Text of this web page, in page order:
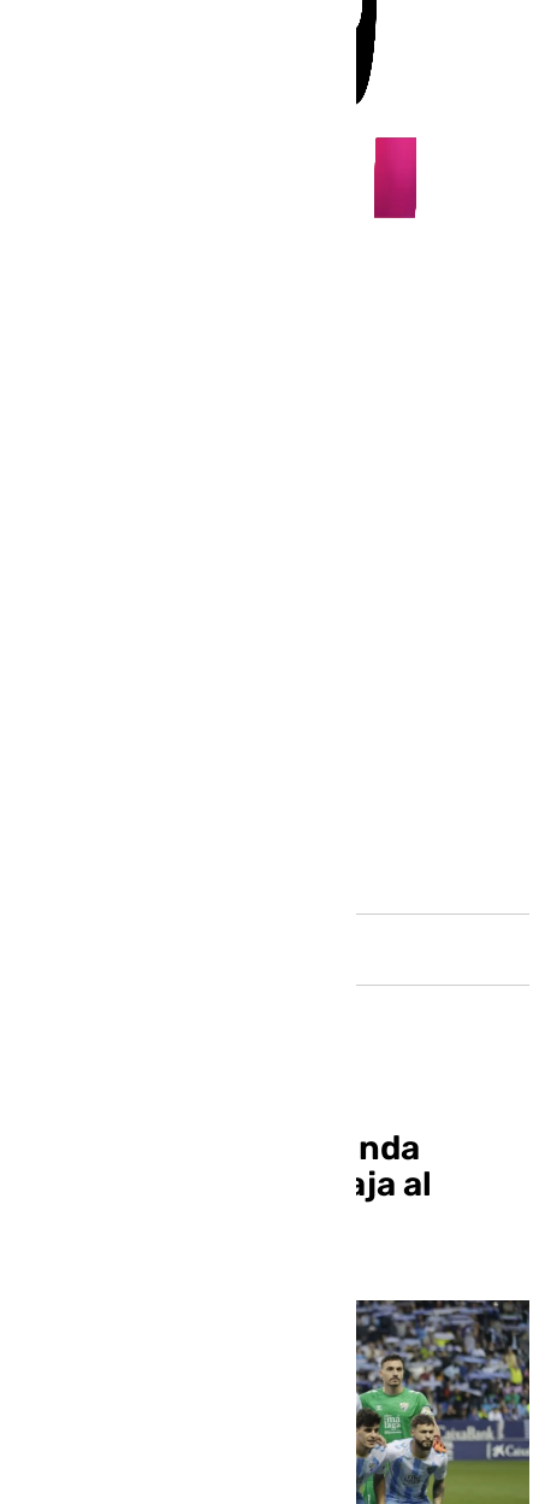
Clasificación de Segunda
División: la derrota baja al